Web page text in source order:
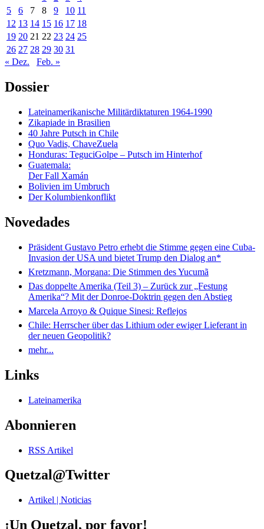
5
6 7 8 9 10 11
12 13 14 15 16 17 18
19 20 21 22 23 24 25
26 27 28 29 30 31
« Dez.
Feb. »
Dossier
Lateinamerikanische Militärdiktaturen 1964-1990
Zikapiade in Brasilien
40 Jahre Putsch in Chile
Quo Vadis, ChaveZuela
Honduras: TeguciGolpe – Putsch im Hinterhof
Guatemala:
Der Fall Xamán
Bolivien im Umbruch
Der Kolumbienkonflikt
Novedades
Präsident Gustavo Petro erhebt die Stimme gegen eine Cuba-
Invasion der USA und bietet Trump den Dialog an*
Kretzmann, Morgana: Die Stimmen des Yucumã
Das doppelte Amerika (Teil 3) – Zurück zur „Festung
Amerika“? Mit der Donroe-Doktrin gegen den Abstieg
Marcela Arroyo & Quique Sinesi: Reflejos
Chile: Herrscher über das Lithium oder ewiger Lieferant in
der neuen Geopolitik?
mehr...
Links
Lateinamerika
Abonnieren
RSS Artikel
Quetzal@Twitter
Artikel | Noticias
¡Un Quetzal, por favor!